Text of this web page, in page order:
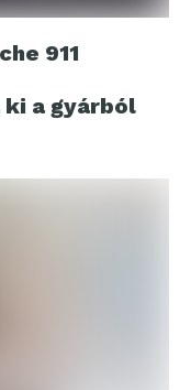
911
a gyárból